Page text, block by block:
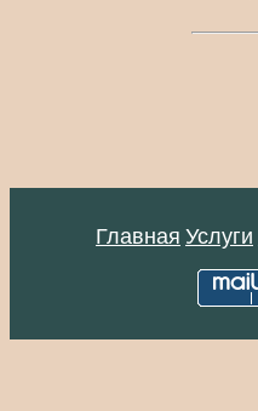
Главная Услуги